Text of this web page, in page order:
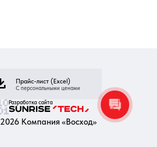
Прайс-лист (Excel)
С персональными ценами
Разработка сайта
2026 Компания «Восход»